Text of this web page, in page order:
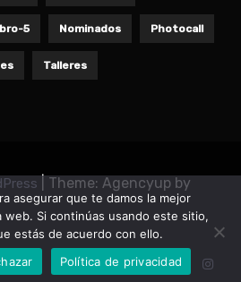
5 Nominados Photocall
Talleres
Theme: Agencyup by
asegurar que te damos la mejor
Si continúas usando este sitio,
estás de acuerdo con ello.
Política de privacidad